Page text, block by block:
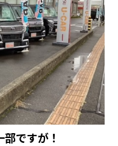
ですが！